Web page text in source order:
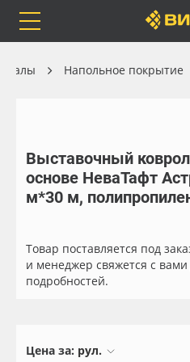
Каталог
Orafol
Бренды
Доставка
Весь каталог
Рулонные материалы
Самоклеящиеся плёнки
Листовые материалы
Напольное покрытие
Выставочный
основе НеваТафт
м*30 м,
Товар поставляется под
и менеджер свяжется с
подробностей.
Цена за: рул.